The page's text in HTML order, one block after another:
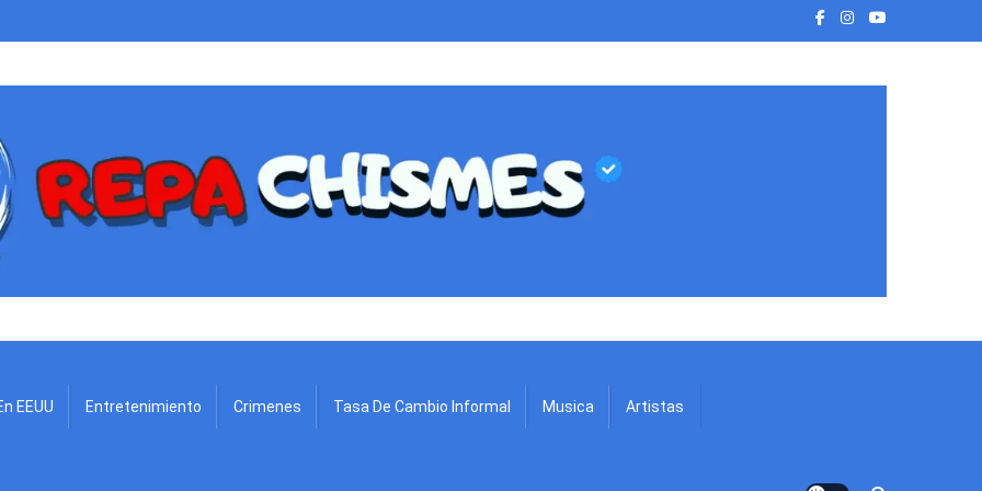
EEUU Entretenimiento Crimenes Tasa De Cambio Informal Musica Artistas